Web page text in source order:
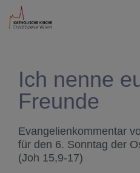
Ich nenne
Freunde
Evangelienkommentar
für den 6. Sonntag der
(Joh 15,9-17)